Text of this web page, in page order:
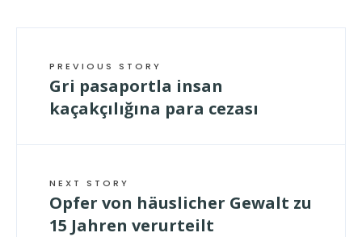
PREVIOUS STORY
Gri pasaportla insan
kaçakçılığına para cezası
NEXT STORY
Opfer von häuslicher Gewalt zu
15 Jahren verurteilt